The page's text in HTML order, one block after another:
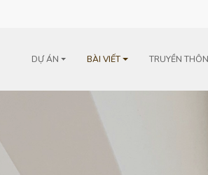
DỰ ÁN BÀI VIẾT TRUYỀN